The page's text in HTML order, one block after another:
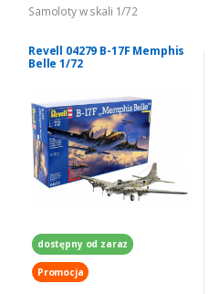
Samoloty w skali 1/72
Revell 04279 B-17F Memphis
Belle 1/72
dostępny od zaraz
Promocja